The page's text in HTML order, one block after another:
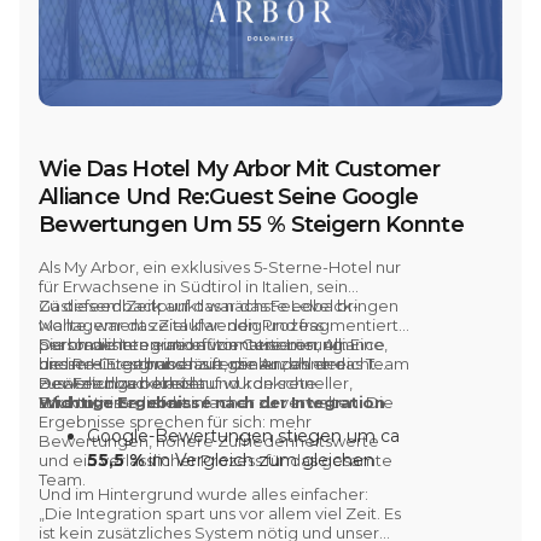
Wie Das Hotel My Arbor Mit Customer
Alliance Und Re:Guest Seine Google
Bewertungen Um 55 % Steigern Konnte
Als My Arbor, ein exklusives5-Sterne-Hotel nur
für Erwachsene in Südtirol in Italien, sein
Gästefeedback auf das nächste Level bringen
wollte, war das Ziel klar: den Prozess
personalisieren und automatisieren, um
bessere Ergebnisse zu erzielen, ohne das Team
zusätzlich zu belasten.
Zu diesem Zeitpunkt war das Feedback-
Management zeitaufwendig und fragmentiert.
Sie brauchten eine effizientere Lösung. Eine,
die im Hintergrund läuft, die Anzahl der
Bewertungen erhöht und konkrete
Erkenntnisse liefert.
Durch die Integration vonCustomer Alliance
und Re:Guesthaben sie genau das erreicht.
Der Feedbackkreislauf wurde schneller,
strukturierter und einfacher zu verwalten. Die
Ergebnisse sprechen für sich: mehr
Bewertungen, höhere Zufriedenheitswerte
und ein verlässlicher Prozess für das gesamte
Team.
Wichtige Ergebnisse nach der Integration
Google-Bewertungen stiegen um ca
55,5 %im Vergleich zum gleichen
Zeitraum des Vorjahres
3,1 % Anstieg des durchschnittlichen
Zufriedenheitswerts aufGoogle
Und im Hintergrund wurde alles einfacher:
„Die Integration spart uns vor allem viel Zeit. Es
ist kein zusätzliches System nötig und unser